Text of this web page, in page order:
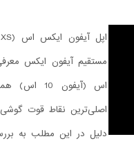
مستقیم آیفون ایکس
اس (آیفون
اصلی‌ترین نقاط قوت